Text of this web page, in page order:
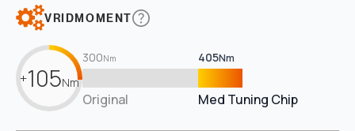
VRIDMOMENT
+105Nm
300Nm 405Nm
Original Med Tuning Chip